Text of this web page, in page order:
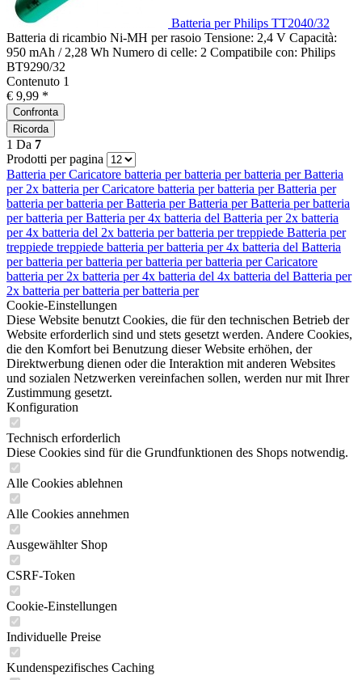
Batteria per Philips TT2040/32
Batteria di ricambio Ni-MH per rasoio Tensione: 2,4 V Capacità:
950 mAh / 2,28 Wh Numero di celle: 2 Compatibile con: Philips
BT9290/32
Contenuto 1
€ 9,99 *
Confronta
Ricorda
1 Da 7
Prodotti per pagina
Batteria perCaricatore batteria perbatteria perbatteria perBatteria
per 2x batteria perCaricatore batteria perbatteria perBatteria per
batteria perbatteria perBatteria perBatteria perBatteria perbatteria
perbatteria perBatteria per4x batteria del Batteria per 2x batteria
per4x batteria del 2x batteria perbatteria pertreppiede Batteria per
treppiede treppiede batteria perbatteria per4x batteria del Batteria
perbatteria perbatteria perbatteria perbatteria perCaricatore
batteria per 2x batteria per4x batteria del 4x batteria del Batteria per
2x batteria perbatteria perbatteria per
Cookie-Einstellungen
Diese Website benutzt Cookies, die für den technischen Betrieb der
Website erforderlich sind und stets gesetzt werden. Andere Cookies,
die den Komfort bei Benutzung dieser Website erhöhen, der
Direktwerbung dienen oder die Interaktion mit anderen Websites
und sozialen Netzwerken vereinfachen sollen, werden nur mit Ihrer
Zustimmung gesetzt.
Konfiguration
Technisch erforderlich
Diese Cookies sind für die Grundfunktionen des Shops notwendig.
Alle Cookies ablehnen
Alle Cookies annehmen
Ausgewählter Shop
CSRF-Token
Cookie-Einstellungen
Individuelle Preise
Kundenspezifisches Caching